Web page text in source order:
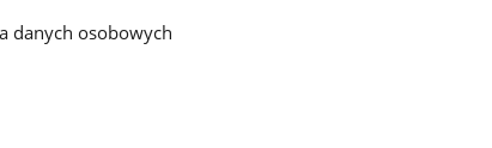
danych osobowych